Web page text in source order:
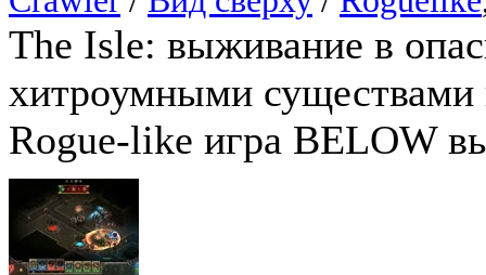
The Isle: выживание в
хитроумными
Rogue-like игра BELOW